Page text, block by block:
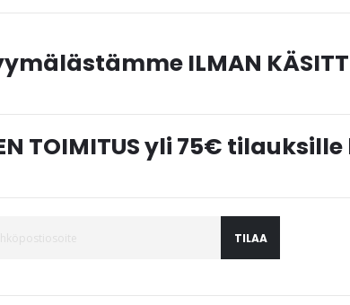
ILMAN
TOIMITUS yli 75€
TILAA